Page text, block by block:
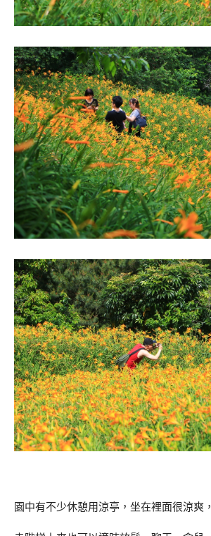
園中有不少休憩用涼亭，坐在裡面很涼爽，